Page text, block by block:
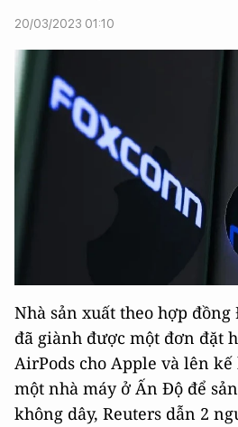
20/03/2023 01:10
Nhà sản xuất theo hợp
đã giành được một đơn đặt
AirPods cho Apple và lên
một nhà máy ở Ấn Độ để
không dây, Reuters dẫn 2